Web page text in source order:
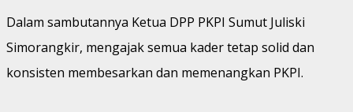
Dalam sambutannya Ketua DPP PKPI Sumut Juliski
Simorangkir, mengajak semua kader tetap solid dan
konsisten membesarkan dan memenangkan PKPI.